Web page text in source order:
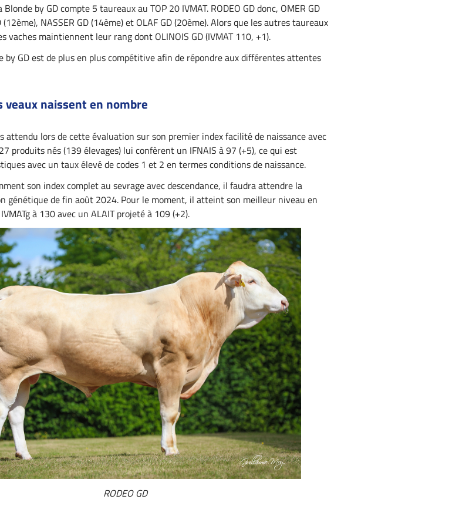
by GD compte 5 taureaux au TOP 20 IVMAT. RODEO GD donc, OMER GD
(12ème), NASSER GD (14ème) et OLAF GD (20ème). Alors que les autres taureaux
vaches maintiennent leur rang dont OLINOIS GD (IVMAT 110, +1).
by GD est de plus en plus compétitive afin de répondre aux différentes attentes
veaux naissent en nombre
attendu lors de cette évaluation sur son premier index facilité de naissance avec
produits nés (139 élevages) lui confèrent un IFNAIS à 97 (+5), ce qui est
avec un taux élevé de codes 1 et 2 en termes conditions de naissance.
son index complet au sevrage avec descendance, il faudra attendre la
génétique de fin août 2024. Pour le moment, il atteint son meilleur niveau en
à 130 avec un ALAIT projeté à 109 (+2).
RODEO GD